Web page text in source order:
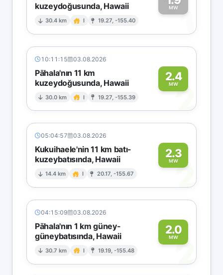
kuzeydoğusunda, Hawaii
30.4 km I 19.27, -155.40
MW1
10:11:15 03.08.2026
Pāhala'nın 11 km
kuzeydoğusunda, Hawaii
30.0 km I 19.27, -155.39
2.4
MW2
05:04:57 03.08.2026
Kukuihaele'nin 11 km batı-
kuzeybatısında, Hawaii
14.4 km I 20.17, -155.67
2.3
MW2
04:15:09 03.08.2026
Pāhala'nın 1 km güney-
güneybatısında, Hawaii
30.7 km I 19.19, -155.48
2.0
MW2